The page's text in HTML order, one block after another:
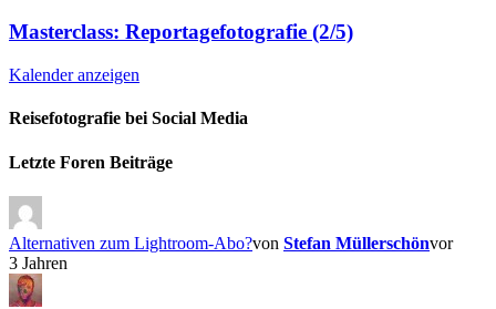
Masterclass: Reportagefotografie (2/5)
Kalender anzeigen
Reisefotografie bei Social Media
Facebook
Instagram
Letzte Foren Beiträge
Alternativen zum Lightroom-Abo?von Stefan Müllerschönvor
3 Jahren